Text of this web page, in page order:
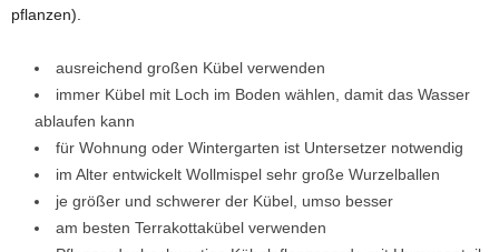
pflanzen).
ausreichend großen Kübel verwenden
immer Kübel mit Loch im Boden wählen, damit das Wasser
ablaufen kann
für Wohnung oder Wintergarten ist Untersetzer notwendig
im Alter entwickelt Wollmispel sehr große Wurzelballen
je größer und schwerer der Kübel, umso besser
am besten Terrakottakübel verwenden